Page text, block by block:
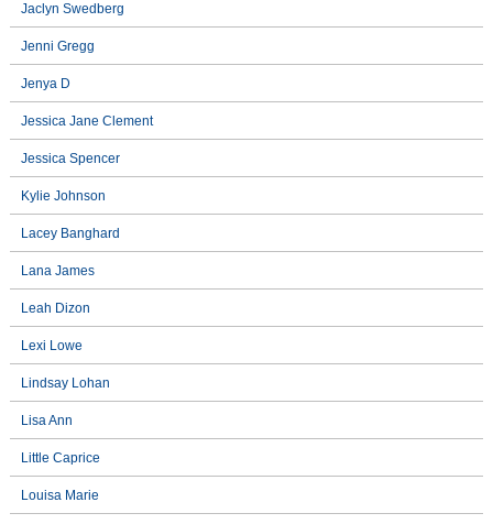
Jaclyn Swedberg
Jenni Gregg
Jenya D
Jessica Jane Clement
Jessica Spencer
Kylie Johnson
Lacey Banghard
Lana James
Leah Dizon
Lexi Lowe
Lindsay Lohan
Lisa Ann
Little Caprice
Louisa Marie